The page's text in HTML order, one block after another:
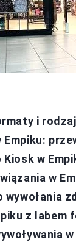
i
Empiku:
w
w
z
w